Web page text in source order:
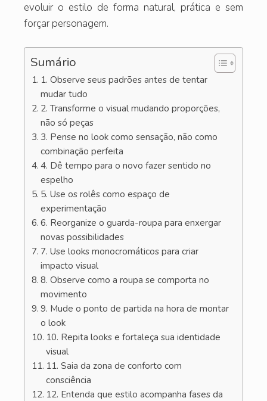
evoluir o estilo de forma natural, prática e sem
forçar personagem.
Sumário
1. Observe seus padrões antes de tentar
mudar tudo
2. Transforme o visual mudando proporções,
não só peças
3. Pense no look como sensação, não como
combinação perfeita
4. Dê tempo para o novo fazer sentido no
espelho
5. Use os rolês como espaço de
experimentação
6. Reorganize o guarda-roupa para enxergar
novas possibilidades
7. Use looks monocromáticos para criar
impacto visual
8. Observe como a roupa se comporta no
movimento
9. Mude o ponto de partida na hora de montar
o look
10. Repita looks e fortaleça sua identidade
visual
11. Saia da zona de conforto com
consciência
12. Entenda que estilo acompanha fases da